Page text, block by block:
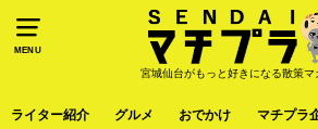
MENU
宮城仙台がもっと好きになる散策マ
ライター紹介 グルメ おでかけ マチプラ